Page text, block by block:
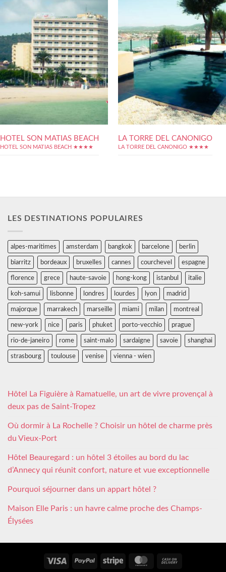
HOTEL SON MATIAS BEACH
HOTEL SON MATIAS BEACH ★★★★
LA TORRE DEL CANONIGO
LA TORRE DEL CANONIGO ★★★★
LES DESTINATIONS POPULAIRES
alpes-maritimes amsterdam bangkok barcelone berlin
biarritz bordeaux bruxelles cannes courchevel espagne
florence grece haute-savoie hong-kong istanbul italie
koh-samui lisbonne londres lourdes lyon madrid
majorque marrakech marseille miami milan montreal
new-york nice paris phuket porto-vecchio prague
rio-de-janeiro rome saint-malo sardaigne savoie shanghai
strasbourg toulouse venise vienna - wien
Hôtel La Figuière à Ramatuelle, un art de vivre provençal à
deux pas de Saint-Tropez
Où dormir à La Rochelle ? Choisir un hôtel de charme près
du Vieux-Port
Hôtel Beauregard : un hôtel 3 étoiles au bord du lac
d’Annecy qui réunit confort, nature et vue exceptionnelle
Pourquoi séjourner dans un appart hôtel ?
Maison Elle Paris : un havre calme proche des Champs-
Élysées
Visa PayPal Stripe MasterCard